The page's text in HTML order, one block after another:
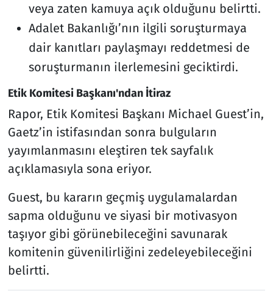
veya zaten kamuya açık olduğunu belirtti.
Adalet Bakanlığı’nın ilgili soruşturmaya
dair kanıtları paylaşmayı reddetmesi de
soruşturmanın ilerlemesini geciktirdi.
Etik Komitesi Başkanı'ndan İtiraz
Rapor, Etik Komitesi Başkanı Michael Guest’in,
Gaetz’in istifasından sonra bulguların
yayımlanmasını eleştiren tek sayfalık
açıklamasıyla sona eriyor.
Guest, bu kararın geçmiş uygulamalardan
sapma olduğunu ve siyasi bir motivasyon
taşıyor gibi görünebileceğini savunarak
komitenin güvenilirliğini zedeleyebileceğini
belirtti.